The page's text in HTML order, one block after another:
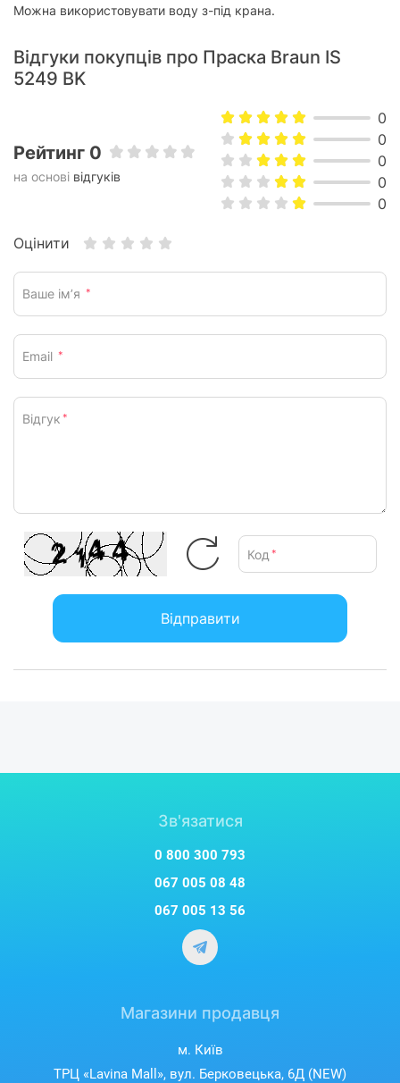
Можна використовувати воду з-під крана.
Відгуки покупців про Праска Braun IS
5249 BK
Рейтинг 0
на основі відгуків
0
0
0
0
0
Оцінити
Ваше ім’я *
Email *
Відгук *
Код *
Відправити
Зв'язатися
0 800 300 793
067 005 08 48
067 005 13 56
Магазини продавця
м. Київ
ТРЦ «Lavina Mall», вул. Берковецька, 6Д (NEW)